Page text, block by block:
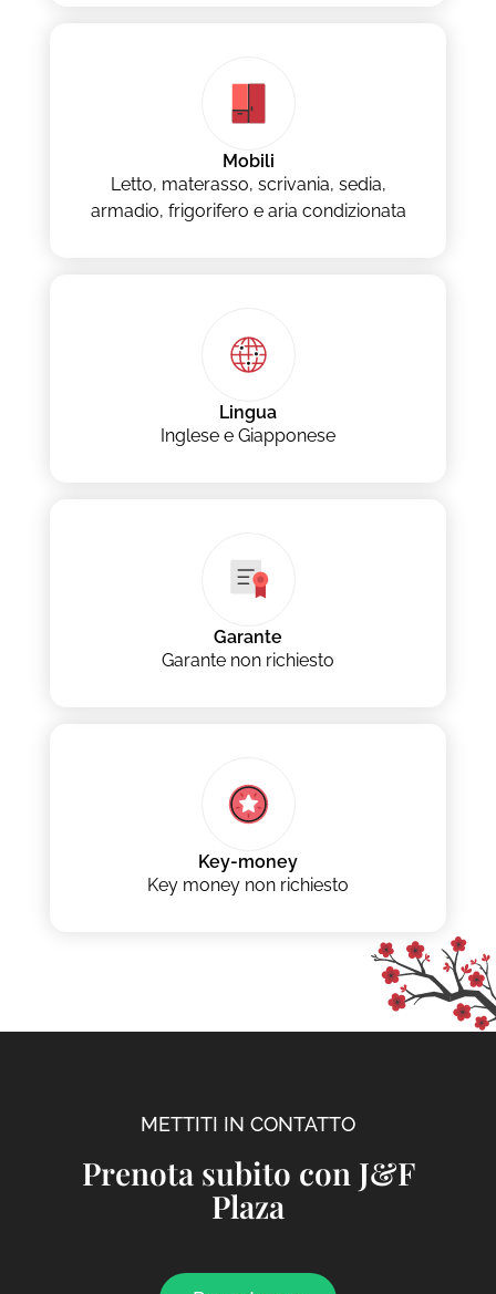
Mobili
Letto, materasso, scrivania, sedia,
armadio, frigorifero e aria condizionata
Lingua
Inglese e Giapponese
Garante
Garante non richiesto
Key-money
Key money non richiesto
METTITI IN CONTATTO
Prenota subito con J&F
Plaza